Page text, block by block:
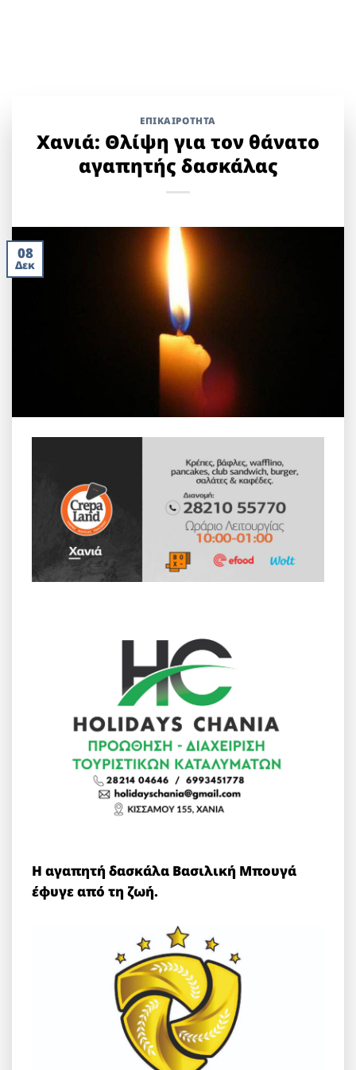
ΕΠΙΚΑΙΡΟΤΗΤΑ
Χανιά: Θλίψη για τον θάνατο
αγαπητής δασκάλας
08
Δεκ
Η αγαπητή δασκάλα Βασιλική Μπουγά
έφυγε από τη ζωή.